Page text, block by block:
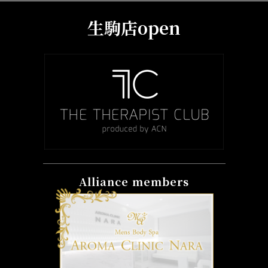
生駒店open
Alliance members